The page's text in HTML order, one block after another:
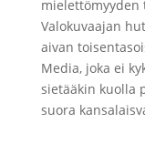
mielettömyyden
Valokuvaajan
aivan
Media, joka ei
sietääkin kuolla
suora